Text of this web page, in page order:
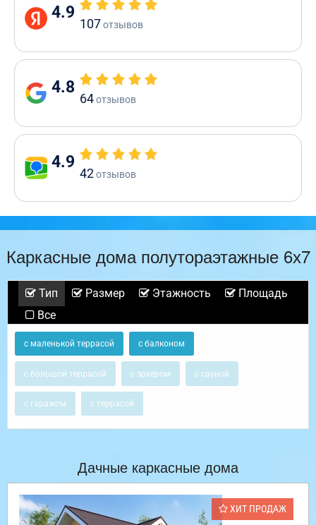
4.9
107отзывов
4.8
64отзывов
4.9
42отзывов
Каркасные дома полутораэтажные 6х7
Тип Размер Этажность
Площадь
Все
с маленькой террасой с балконом
с большой террасой с эркером с сауной
с гаражом с террасой
Дачные каркасные дома
ХИТ ПРОДАЖ